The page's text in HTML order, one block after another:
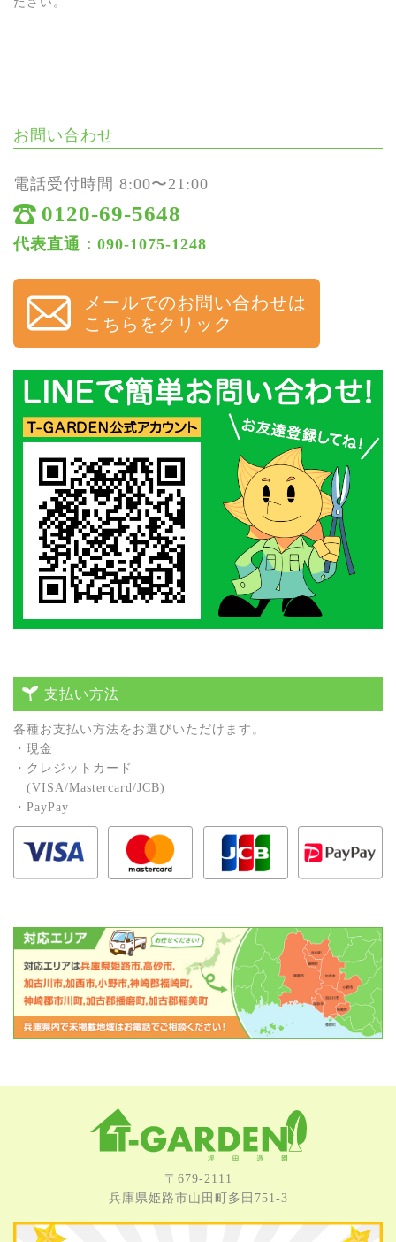
お問い合わせ
電話受付時間 8:00〜21:00
0120-69-5648
代表直通：090-1075-1248
メールでのお問い合わせは
こちらをクリック
支払い方法
各種お⽀払い⽅法をお選びいただけます。
・現⾦
・クレジットカード
(VISA/Mastercard/JCB)
・PayPay
〒679-2111
兵庫県姫路市⼭⽥町多⽥751-3